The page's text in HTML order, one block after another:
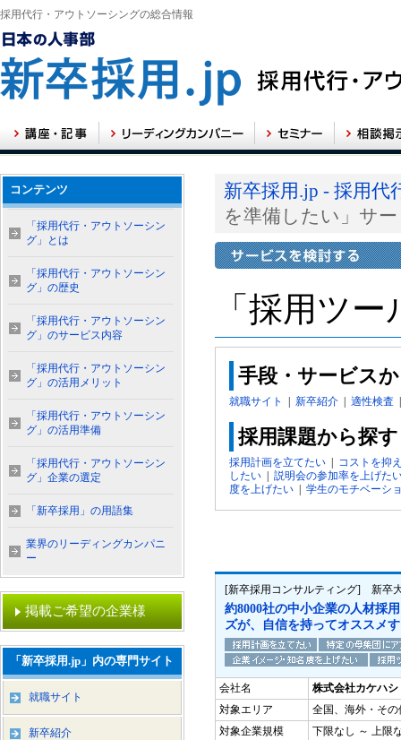
採用代行・アウトソーシングの総合情報
新卒採用.jp - 採用
を準備したい」サ
「採用ツ
手段・サービス
就職サイト 新卒紹介 適性検査
採用課題から探す
採用計画を立てたい
コストを抑
したい
説明会の参加率を上げた
度を上げたい
学生のモチベーシ
[新卒採用コンサルティング] 新卒
約8000社の中小企業の人材採
ズが、自信を持ってオススメ
会社名
株式会社カケハ
対象エリア
全国、海外・その
対象企業規模
下限なし ～ 上限
コンテンツ
「採用代行・アウトソーシン
グ」とは
「採用代行・アウトソーシン
グ」の歴史
「採用代行・アウトソーシン
グ」のサービス内容
「採用代行・アウトソーシン
グ」の活用メリット
「採用代行・アウトソーシン
グ」の活用準備
「採用代行・アウトソーシン
グ」企業の選定
「新卒採用」の用語集
業界のリーディングカンパニ
ー
掲載ご希望の企業様
「新卒採用.jp」内の専門サイト
就職サイト
新卒紹介